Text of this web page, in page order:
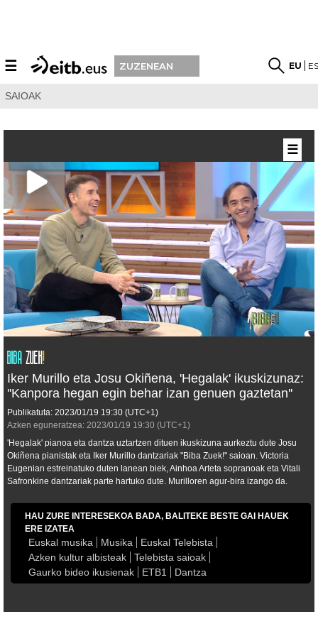
☰ ZUZENEAN EU
SAIOAK
Iker Murillo eta Josu Okiñena, 'Hegalak' ikuskizunaz:
''Kanpora hegan egin behar izan genuen gaztetan''
Publikatuta: 2023/01/19 19:30 (UTC+1)
Azken eguneratzea: 2023/01/19 19:30 (UTC+1)
'Hegalak' pianoa eta dantza uztartzen dituen ikuskizuna aurkeztu dute Josu
Okiñena pianistak eta Iker Murillo dantzariak "Biba Zuek!" saioan. Victoria
Eugenian estreinatuko duten lanean biek, Ainhoa Arteta sopranoak eta Vitali
Safronkine dantzariak parte hartuko dute. Murilloren agur-bira izango da.
HAU ZURE INTERESEKOA BADA, BALITEKE BESTE GAI HAUEK
ERE IZATEA
Euskal musika Musika
Euskal Telebista
Azken kultur albisteak
Telebista saioak
Gaurko bideo ikusienak
ETB1 Dantza
☰